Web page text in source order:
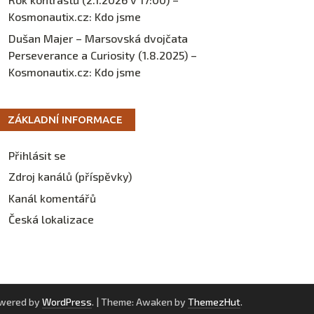
Kosmonautix.cz: Kdo jsme
Dušan Majer – Marsovská dvojčata
Perseverance a Curiosity (1.8.2025) –
Kosmonautix.cz: Kdo jsme
ZÁKLADNÍ INFORMACE
Přihlásit se
Zdroj kanálů (příspěvky)
Kanál komentářů
Česká lokalizace
by WordPress. | Theme: Awaken by ThemezHut.